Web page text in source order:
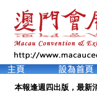
本報逢週四出版，最新